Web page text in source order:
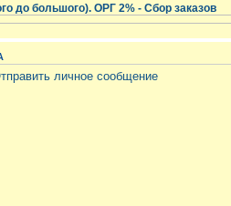
до большого). ОРГ 2% - Сбор заказов
личное сообщение